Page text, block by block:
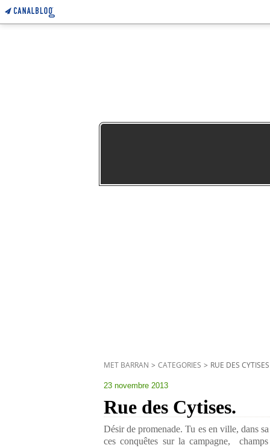
MET BARRAN > CATEGORIES > RUE DES
23 novembre 2013
Rue des Cytises.
Désir de promenade. Tu es en ville, dans sa périphérie, tu aimes bien ces zones nouvellement urbanisées, ces conquêtes sur la campagne, champs ou vignes. C'est une jour de fin d'automne, une clairière ensoleillée, mais prévenant tu enfile un vêtement pour ne pas être pris au dépourvu si la bise, tout à coup, te sautait au cou. Bien harnaché, tu adoptes ton pas mi-course, celui que tes mollets et tes poumons aiment bien. Te voilà parti, une sorte de badine à ta main. Pour dissuader les chiens, disperser les serpents, remuer des mottes ou des monceaux de terre qui peuvent apparaître suspectes au cours de ton excursion qui, fatalement, vira à l'inspection. Tu es sur une grosse voie de circulation en double sens, c'est une longue avenue de ta ville, l'avenue Dalbiez pour ne rien dissimuler de ce texte qui, cependant, n'est ni un compte-rendu de balade, ni un rapport d' inspection, tu tournes sur ta droite, et en tournant tu t'aperçois que soleil juste en face de toi, cligne comme pour te dire "tu as bien fait", le soleil donne l'impression d'avoir un faible pour le marcheur, le randonneur et autre rôdeur. Tu es engagé dans un quartier que tu ne connais guère, avec beaucoup de maisons d'un bâti plutôt récent que relevant du statut de la vieille pierre. Quelques unes paraissent même avoir été inaugurées l'avant-veille. Leur architecture, qui n'est ni de tour ni de barre -ils on trop donné dans ces histogrammes- te rassure ainsi que les formes des rues droites, bien tracées, mais nullement jusq'à l'infini, et que tu constates assez larges et bien entretenues. Cela revêt une allure très sympathique ce qui encourage ton allant, tu progresses et tu tombes, façon de parler: je veux dire que tu lis, correctement orthographié, et sans fioriture graphique en céramique: "rue des Magnolias". Tu y es. Ce que tu espérais est là. Tu vas pouvoir, maintenant que tu t'es débarrassé de tes lourdeurs de topographe, renifler, humer, respirer comme un oiseau, un poisson. Bien que ça ne se soit jamais éventé au-delà de ta chambre à coucher, tu aimes les magnolias. Tu les aimes, même lorsqu'ils ne sont pas du rang de ces majestueux centenaires croisés lors de tel ou tel voyage, même s'ils ne sont pas en fleurs royales-ah! la fleur de magnolia!.. Bon! passons, ce n'est pas la saison. C'est vrai, celui qui lit "rue des magnolias" dans un quartier neuf, des garages aux paraboles, sait qu'il y aura plusieurs autres rappels du monde végétal, ce monde auquel l'excavatrice et la bétonneuse ont fait rendre gorge, ou réduit à sa portion congrue d'espace vert, de massif herbeux, de placette arborée...Mais là, où tu te trouves, en ce moment privilégié, où tu souris à le remarquer et en soulevant d'aise ta badine, le monde végétal semble avoir tenu bon, il ne survit pas chichement, oh! certes ce n'est pas le plein champ et ses avoines folles ni la luxuriante et profonde forêt, mais, néanmoins, tu respires bien, et le soleil qui, par un trait discret de son arbalète, a attiré ton attention se montre satisfait de toi: aucune ombre ne vient friper son beau front, il te sourit. Et voici que cette "rue des magnolias" (Mais que sont magnolias devenus!), hier tout-à-fait inconnue, te mène par le jeu orthogonal des plans de lotissements, à une "rue des Cytises", tout aussi inconnue hier, et là, tout à coup, un point de démangeaison s'enracine sur le bord imberbe de ton menton et tu te demandes "Cytises?... Mais qu'est-ce donc?". Tu n'arrives pas à savoir de quoi il s'agit, et ton portable, relié directement à tous les savoirs du web, tu l'as oublié comme une paire de gants en hiver ou un briquet au temps où tu fumais, chez toi, à l'autre bout de la ville, sur ton four micro-ondes dernier cri. Te voilà en arrêt, devant cette plaque de banale voirie, tel Champollion, sec, devant son premier hiéroglyphe. Tu regardes, autour de toi, et dans ce secteur, même si c'est loin d'être la rase campagne, pas grand monde ne traîne dans la rue pas même un rat ou une hérissonne, et pourtant tu aimerais tant,